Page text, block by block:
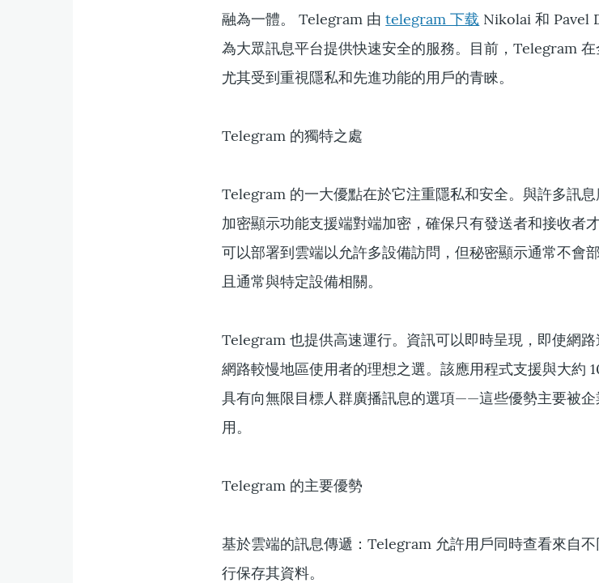
融為一體。 Telegram 由telegram 下载 Nikolai 和 Pavel
為大眾訊息平台提供快速安全的服務。目前，Telegram 在
尤其受到重視隱私和先進功能的用戶的青睞。
Telegram 的獨特之處
Telegram 的一大優點在於它注重隱私和安全。與許多訊
加密顯示功能支援端對端加密，確保只有發送者和接收者
可以部署到雲端以允許多設備訪問，但秘密顯示通常不會
且通常與特定設備相關。
Telegram 也提供高速運行。資訊可以即時呈現，即使網
網路較慢地區使用者的理想之選。該應用程式支援與大約
具有向無限目標人群廣播訊息的選項——這些優勢主要被
用。
Telegram 的主要優勢
基於雲端的訊息傳遞：Telegram 允許用戶同時查看來自
行保存其資料。